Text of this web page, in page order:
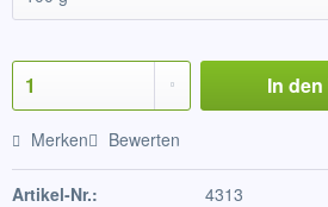
In den
Merken Bewerten
Artikel-Nr.: 4313